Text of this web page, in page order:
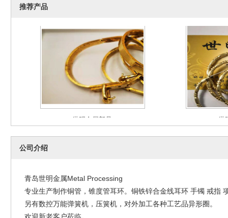
推荐产品
世明金属新品
2019-11-22
世
世明金属新品
2019-02-22
世
公司介绍
青岛世明金属Metal Processing
专业生产制作铜管，锥度管耳环。铜铁锌合金线耳环 手镯 戒指
另有数控万能弹簧机，压簧机，对外加工各种工艺品异形圈。
欢迎新老客户莅临。